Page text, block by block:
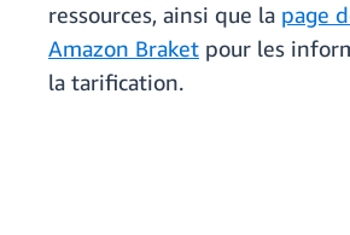
ressources, ainsi que la page
Amazon Braket pour les
la tarification.